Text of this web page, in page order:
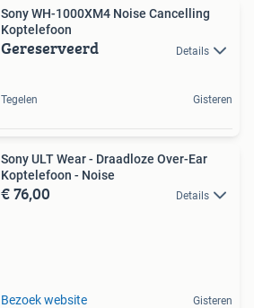
Sony WH-1000XM4 Noise Cancelling
Koptelefoon
Gereserveerd Details
Tegelen Gisteren
Sony ULT Wear - Draadloze Over-Ear
Koptelefoon - Noise
€ 76,00 Details
Bezoek website Gisteren